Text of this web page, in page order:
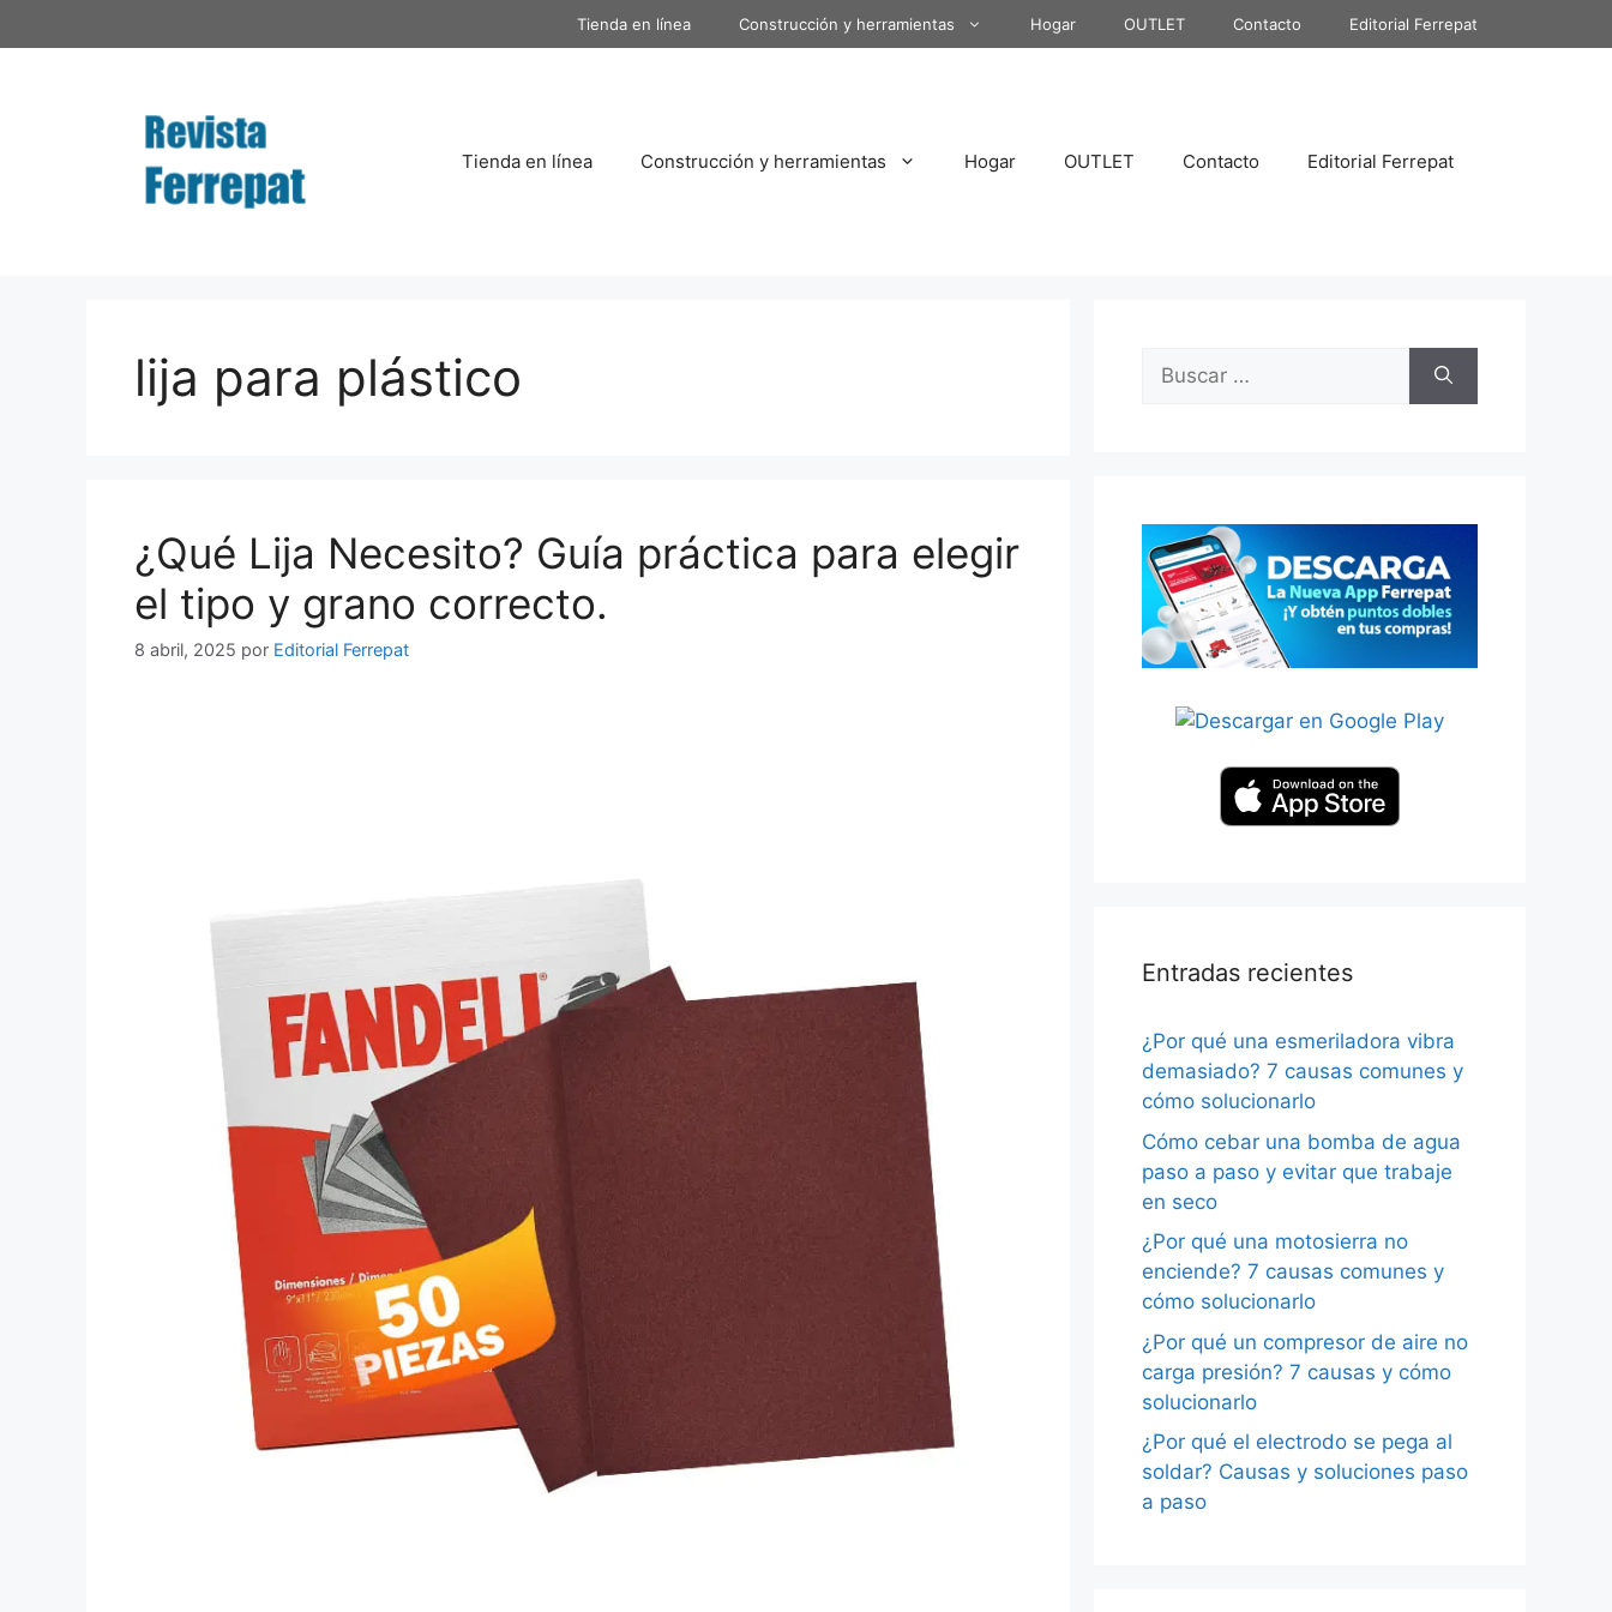
al
Tienda en línea Construcción y herramientas Hogar OUTLET Contacto Editorial Ferrepat
Tienda en línea Construcción y herramientas Hogar OUTLET Contacto Editorial Ferrepat
lija para plástico
¿Qué Lija Necesito? Guía práctica para elegir
el tipo y grano correcto.
8 abril, 2025 por Editorial Ferrepat
Buscar:
Entradas recientes
¿Por qué una esmeriladora vibra
demasiado? 7 causas comunes y
cómo solucionarlo
Cómo cebar una bomba de agua
paso a paso y evitar que trabaje
en seco
¿Por qué una motosierra no
enciende? 7 causas comunes y
cómo solucionarlo
¿Por qué un compresor de aire no
carga presión? 7 causas y cómo
solucionarlo
¿Por qué el electrodo se pega al
soldar? Causas y soluciones paso
a paso